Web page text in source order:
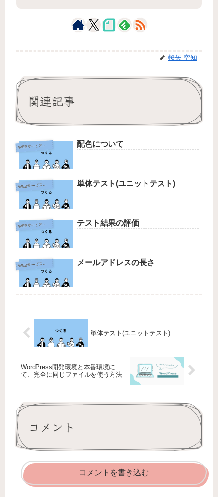
桜矢 空知
関連記事
W
EBサービス作成 配色について
W
EBサービス作成 単体テスト(ユニットテスト)
W
EBサービス作成 テスト結果の評価
W
EBサービス作成 メールアドレスの長さ
単体テスト(ユニットテスト)
WordPress開発環境と本番環境に
て、完全に同じファイルを使う方法
コメント
コメントを書き込む